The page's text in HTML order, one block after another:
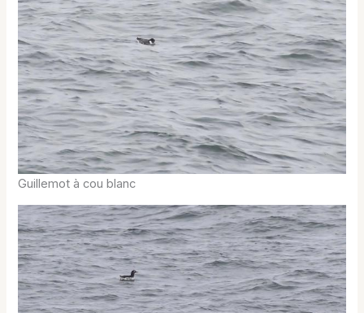
Guillemot à cou blanc